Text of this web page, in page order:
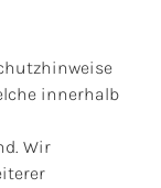
innerhalb
Wir